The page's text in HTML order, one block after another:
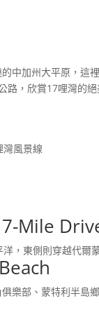
中加州大平原，這
路，欣賞17哩灣的
灣風景線
Mile
，東側則穿越代
樂部、蒙特利半島